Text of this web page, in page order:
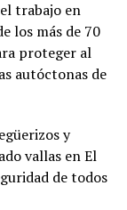
trabajo en
los más de 70
proteger al
autóctonas de
y
vallas en El
de todos